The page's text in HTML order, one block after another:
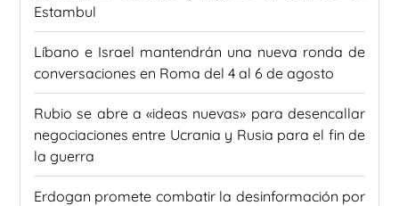
Estambul
Líbano e Israel mantendrán una nueva ronda de
conversaciones en Roma del 4 al 6 de agosto
Rubio se abre a «ideas nuevas» para desencallar
negociaciones entre Ucrania y Rusia para el fin de
la guerra
Erdogan promete combatir la desinformación por